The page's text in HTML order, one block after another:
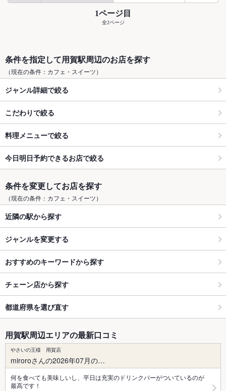
1ページ目
全2ページ
条件を指定して用賀駅周辺のお店を探す
（現在の条件：カフェ・スイーツ）
ジャンル詳細で絞る
こだわりで絞る
料理メニューで絞る
今日明日予約できるお店で絞る
条件を変更してお店を探す
（現在の条件：カフェ・スイーツ）
近隣の駅から探す
ジャンルを変更する
おすすめのキーワードから探す
チェーン店から探す
都道府県を選び直す
用賀駅周辺エリアの最新口コミ
やさいの王様 用賀店
miroroさんの2026年07月の…
何を食べても美味しいし、平日は充実のドリンクバーがついているのが
最高です！